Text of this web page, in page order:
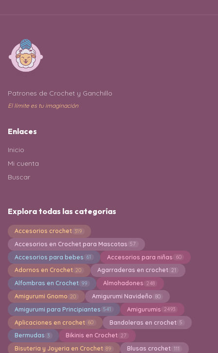
Patrones de Crochet y Ganchillo
El límite es tu imaginación
Enlaces
Inicio
Mi cuenta
Buscar
Explora todas las categorías
Accesorios crochet 319
Accesorios en Crochet para Mascotas 57
Accesorios para bebes 61 Accesorios para niñas 60
Adornos en Crochet 20 Agarraderas en crochet 21
Alfombras en Crochet 99 Almohadones 248
Amigurumi Gnomo 20 Amigurumi Navideño 80
Amigurumi para Principiantes 541 Amigurumis 2493
Aplicaciones en crochet 60 Bandoleras en crochet 5
Bermudas 3 Bikinis en Crochet 27
Bisuteria y Joyeria en Crochet 89 Blusas crochet 111